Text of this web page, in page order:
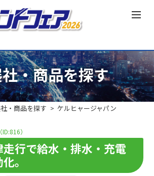
・商品を探す
・商品を探す ケルヒャージャパン
（ID:816）
行で給水・排水・充電
。